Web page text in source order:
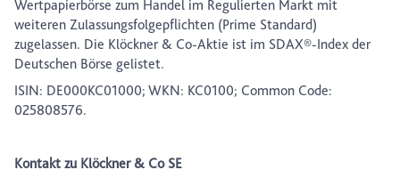
Wertpapierbörse zum Handel im Regulierten Markt mit
weiteren Zulassungsfolgepflichten (Prime Standard)
zugelassen. Die Klöckner & Co-Aktie ist im SDAX®-Index der
Deutschen Börse gelistet.
ISIN: DE000KC01000; WKN: KC0100; Common Code:
025808576.
Kontakt zu Klöckner & Co SE